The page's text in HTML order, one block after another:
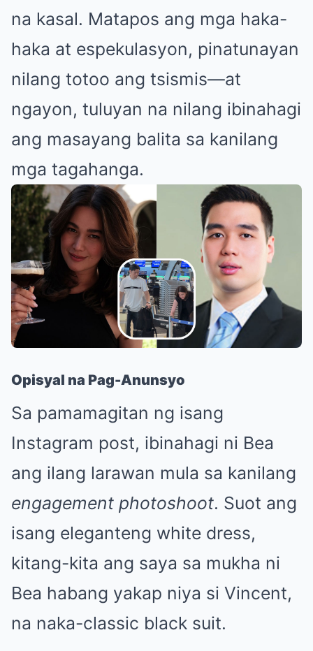
na kasal. Matapos ang mga haka-
haka at espekulasyon, pinatunayan
nilang totoo ang tsismis—at
ngayon, tuluyan na nilang ibinahagi
ang masayang balita sa kanilang
mga tagahanga.
Opisyal na Pag-Anunsyo
Sa pamamagitan ng isang
Instagram post, ibinahagi ni Bea
ang ilang larawan mula sa kanilang
engagement photoshoot. Suot ang
isang eleganteng white dress,
kitang-kita ang saya sa mukha ni
Bea habang yakap niya si Vincent,
na naka-classic black suit.